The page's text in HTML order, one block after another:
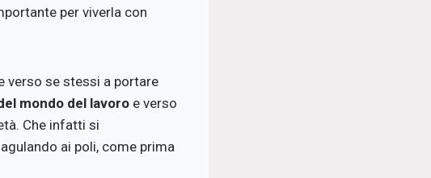
per viverla con
verso se stessi a portare
mondo del lavoro e verso
Che infatti si
ai poli, come prima